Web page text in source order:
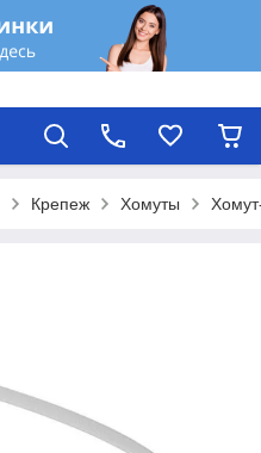
Крепеж Хомуты